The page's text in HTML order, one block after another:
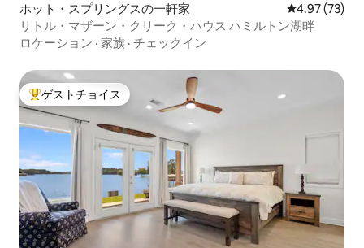
ホット・スプリングスの一軒家 レビュー73
4.97 (73)
リトル・マザーン・クリーク・ハウス ハミルトン湖畔
ロケーション · 家族 · チェックイン
大好評のゲストチョイスです。
ゲストチョイス